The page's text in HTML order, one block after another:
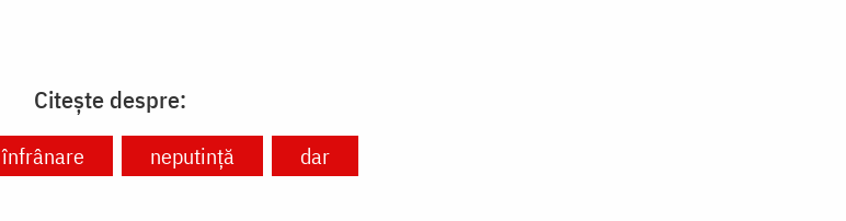
Citește despre:
înfrânare neputință dar